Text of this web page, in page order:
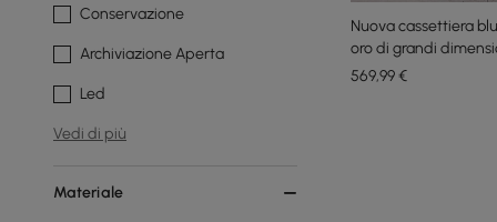
Conservazione
Archiviazione Aperta
Led
Vedi di più
Materiale
Nuova cassettiera
oro di grandi
569,99€